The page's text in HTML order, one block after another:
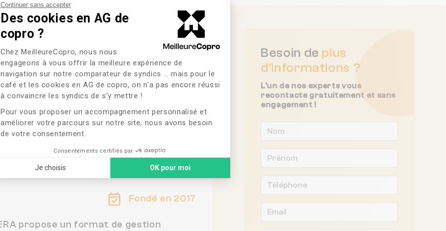
Continuer sans accepter
Des cookies en AG de
copro ?
Plateforme de Gestion du Consentement : Personnalisez vos Options
Chez MeilleureCopro, nous nous
engageons à vous offrir la meilleure expérience de
navigation sur notre comparateur de syndics … mais pour le
café et les cookies en AG de copro, on n’a pas encore réussi
à convaincre les syndics de s’y mettre !
Pour vous proposer un accompagnement personnalisé et
améliorer votre parcours sur notre site, nous avons besoin
de votre consentement.
Consentements certifiés par
Je choisis OK pour moi
Axeptio consent
the benefits : Clean
property, Alignment with
suppliers abuses and money
recovery, Rolling Budget
down I recommend any
middle size properties to
interview Matera to
understand better the
complementary team to
handle the property
management. It’s probably
per headcount to focus on
and manage properly. Enjoy
this experience and the
PARIS, France
Fondé en 2017
propose un format de gestion
Besoin de plus
d'informations ?
L'un de nos experts vous
recontacte gratuitement et sans
engagement !